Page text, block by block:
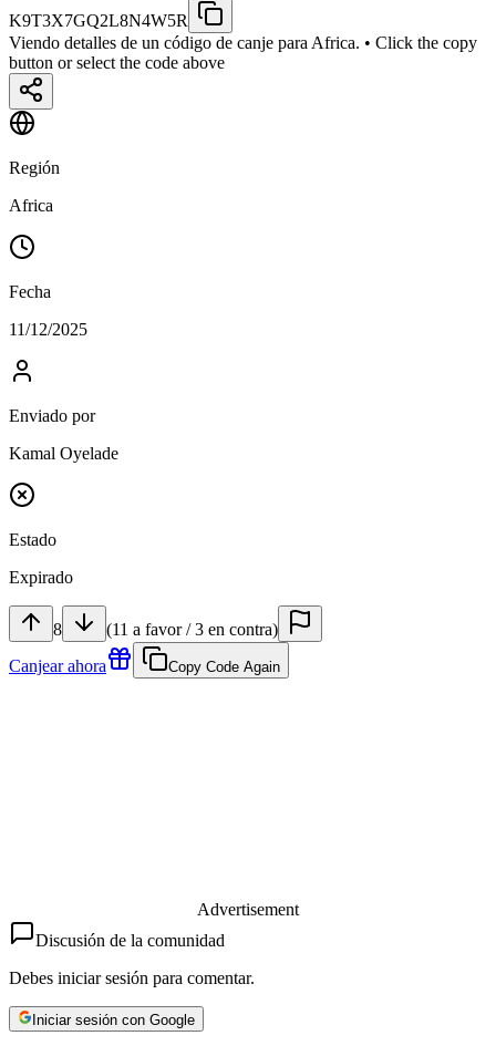
K9T3X7GQ2L8N4W5R
Viendo detalles de un código de canje para Africa. • Click the copy
button or select the code above
Región
Africa
Fecha
11/12/2025
Enviado por
Kamal Oyelade
Estado
Expirado
8 (11 a favor/3 en contra)
Canjear ahora
Copy Code Again
Advertisement
Discusión de la comunidad
Debes iniciar sesión para comentar.
Iniciar sesión con Google